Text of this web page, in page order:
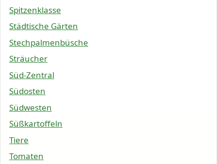
Spitzenklasse
Städtische Gärten
Stechpalmenbüsche
Sträucher
Süd-Zentral
Südosten
Südwesten
Süßkartoffeln
Tiere
Tomaten